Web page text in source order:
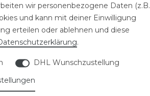
wir personenbezogene Daten (z.B.
und kann mit deiner Einwilligung
erteilen oder ablehnen und diese
.
DHL Wunschzustellung